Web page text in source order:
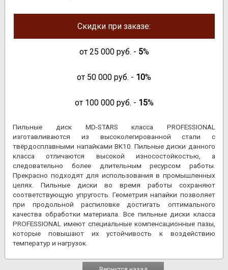
Скидки при заказе:
от 25 000руб. - 5%
от 50 000 руб. - 10%
от 100 000руб. - 15%
Пильные диск MD-STARS класса PROFESSIONAL
изготавливаются из высоколегированной стали с
твёрдосплавными напайками BK10. Пильные диски данного
класса отличаются высокой износостойкостью, а
следовательно более длительным ресурсом работы.
Прекрасно подходят для использования в промышленных
целях. Пильные диски во время работы сохраняют
соответствующую упругость. Геометрия напайки позволяет
при продольной распиловке достигать оптимального
качества обработки материала. Все пильные диски класса
PROFESSIONAL имеют специальные компенсационные пазы,
которые повышают их устойчивость к воздействию
температур и нагрузок.